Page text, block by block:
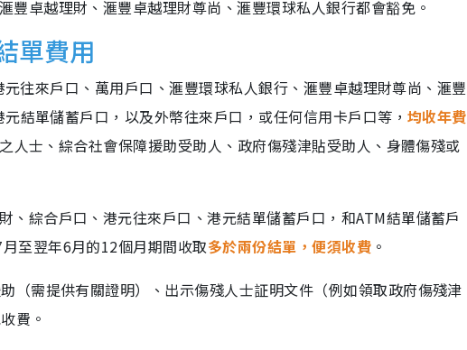
豐卓越理財、滙豐卓越理財尊尚、滙豐環球私人銀行都會豁免。
單費用
往來戶口、萬用戶口、滙豐環球私人銀行、滙豐卓越理財尊尚、滙豐
結單儲蓄戶口，以及外幣往來戶口，或任何信用卡戶口等， 均收年費
人士、綜合社會保障援助受助人、政府傷殘津貼受助人、身體傷殘或
、綜合戶口、港元往來戶口、港元結單儲蓄戶口，和ATM結單儲蓄戶
至翌年6月的12個月期間收取多於兩份結單，便須收費 。
（需提供有關證明）、出示傷殘人士証明文件（例如領取政府傷殘津
費。